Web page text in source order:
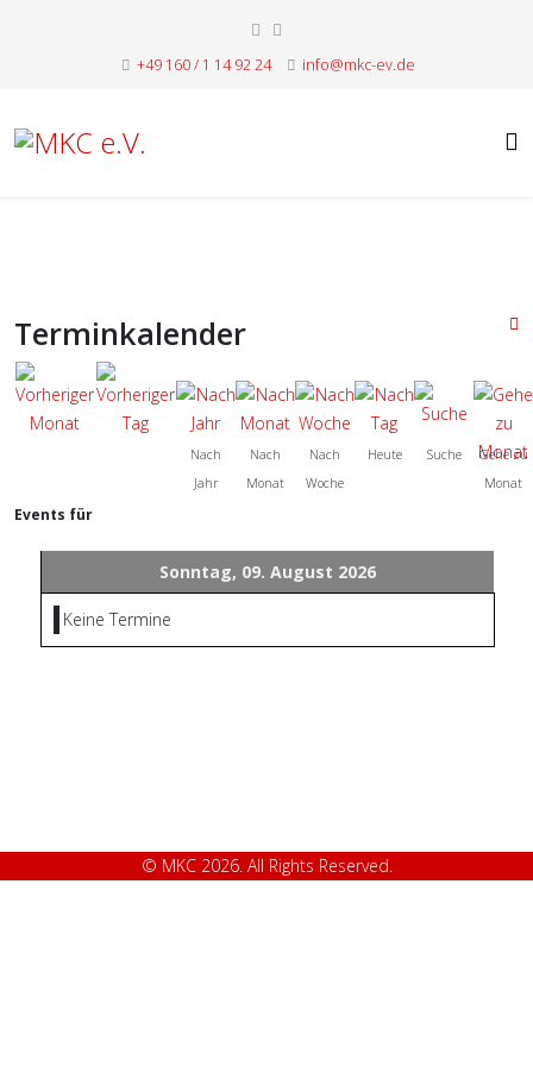
+49 160 / 1 14 92 24 info@mkc-ev.de
Terminkalender
Nach
Jahr
Nach
Monat
Nach
Woche
Heute Suche
Gehe zu
Monat
Events für
Sonntag, 09. August 2026
Keine Termine
© MKC 2026. All Rights Reserved.